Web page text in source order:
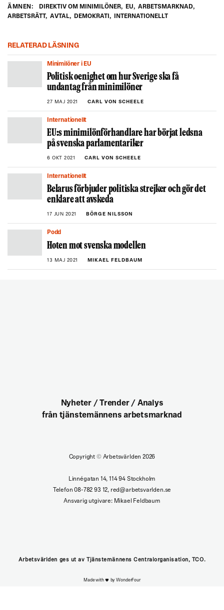
ÄMNEN: DIREKTIV OM MINIMILÖNER, EU, ARBETSMARKNAD,
ARBETSRÄTT, AVTAL, DEMOKRATI , INTERNATIONELLT
RELATERAD LÄSNING
Minimilöner i EU
Politisk oenighet om hur Sverige ska få
undantag från minimilöner
27 MAJ 2021 CARL VON SCHEELE
Internationellt
EU:s minimilönförhandlare har börjat ledsna
på svenska parlamentariker
6 OKT 2021 CARL VON SCHEELE
Internationellt
Belarus förbjuder politiska strejker och gör det
enklare att avskeda
17 JUN 2021 BÖRGE NILSSON
Podd
Hoten mot svenska modellen
13 MAJ 2021 MIKAEL FELDBAUM
Nyheter / Trender / Analys
från tjänstemännens arbetsmarknad
Copyright ©Arbetsvärlden 2026
Linnégatan 14, 114 94 Stockholm
Telefon 08-782 93 12, red@arbetsvarlden.se
Ansvarig utgivare: Mikael Feldbaum
Arbetsvärlden ges ut av Tjänstemännens Centralorganisation, TCO.
Made with by WonderFour